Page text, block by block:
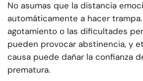
No asumas que la distancia
automáticamente a hacer
agotamiento o las dificultades
pueden provocar abstinencia, y
causa puede dañar la confianza
prematura.